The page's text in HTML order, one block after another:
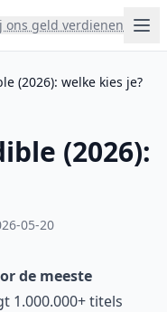
ons geld verdienen
(2026): welke kies je?
(2026):
05-20
de meeste
1.000.000+ titels